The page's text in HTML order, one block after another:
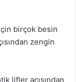
birçok besin
zengin
lifler açısından